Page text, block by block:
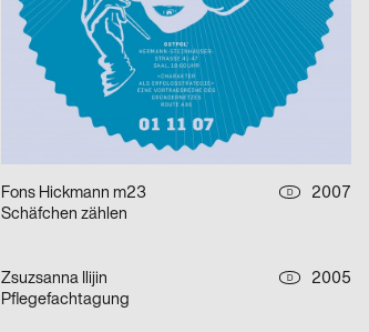
Silke Meyer D
2005
Rundgang 05 UdK Berlin
Ralph Schraivogel CH
Communicate
Fons Hickmann m23 D
2007
Schäfchen zählen
Zsuzsanna Ilijin D
2005
Pflegefachtagung